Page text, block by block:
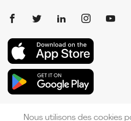
Nous utilisons des cookies